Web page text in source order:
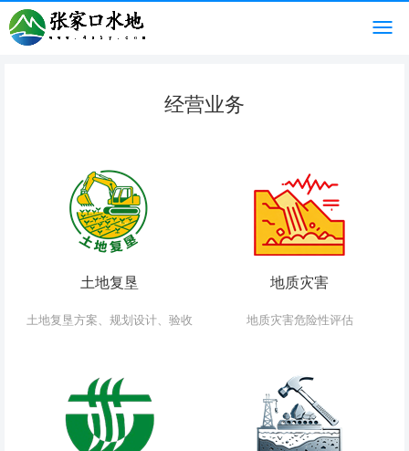
经营业务
土地复垦
土地复垦方案、规划设计、验收
地质灾害
地质灾害危险性评估